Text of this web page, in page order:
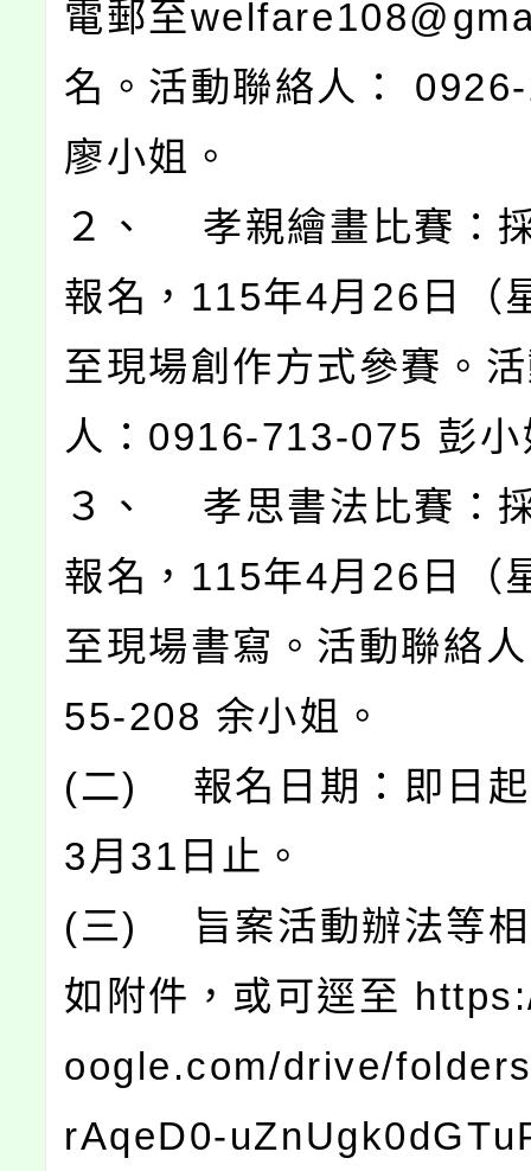
電郵至
名。活動聯絡人：
廖小姐。
２、 孝親繪畫比賽：
報名，115年4月26日（
至現場創作方式參賽。
人：0916-713-075 彭小
３、 孝思書法比賽：
報名，115年4月26日（
至現場書寫。活動聯絡
55-208 余小姐。
(二) 報名日期：即日
3月31日止。
(三) 旨案活動辦法等相
如附件，或可逕至
oogle.com/drive/
rAqeD0-